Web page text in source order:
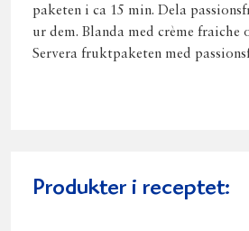
paketen i ca 15 min. Dela
ur dem. Blanda med crème fraiche
Servera fruktpaketen med
Produkter i receptet: